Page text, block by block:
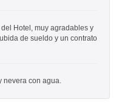
Hotel, muy agradables y
de sueldo y un contrato
nevera con agua.